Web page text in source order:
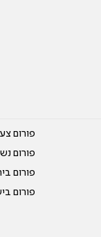
פורום
פורום
פורום
פורום